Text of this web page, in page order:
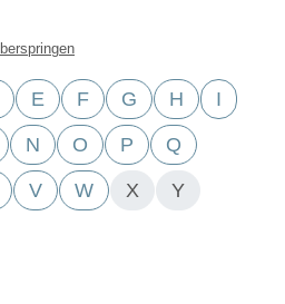
E F G H I
N O P Q
V W X Y